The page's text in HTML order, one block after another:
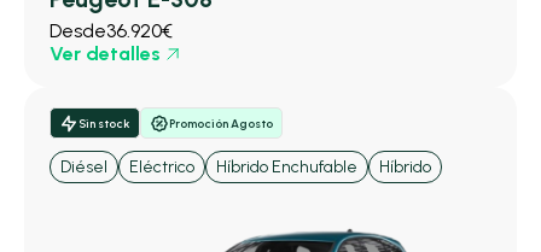
Desde36.920€
Ver detalles
Sin stock Promoción Agosto
Diésel Eléctrico Híbrido Enchufable Híbrido